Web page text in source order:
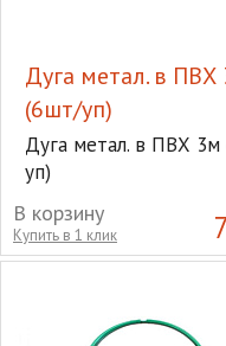
Дуга метал. в ПВХ
(6шт/уп)
Дуга метал. в ПВХ
уп)
В корзину
Купить в 1 клик